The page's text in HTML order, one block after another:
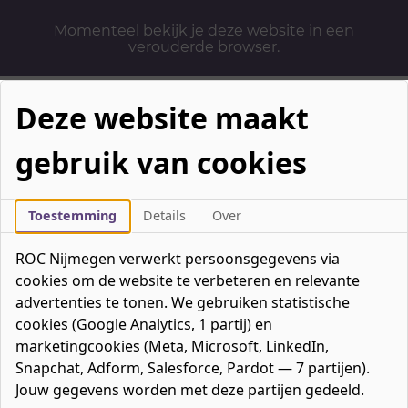
Momenteel bekijk je deze website in een
verouderde browser.
Mbo-opleidingen
Werken & Leren
Mavo / havo / vwo
Contact
Over ons
Bedrijven
Favorieten0favorieten
Mijn ROC
Zoeken
Deze website maakt
gebruik van cookies
Toestemming Details Over
ROC Nijmegen verwerkt persoonsgegevens via
cookies om de website te verbeteren en relevante
advertenties te tonen. We gebruiken statistische
cookies (Google Analytics, 1 partij) en
marketingcookies (Meta, Microsoft, LinkedIn,
Snapchat, Adform, Salesforce, Pardot — 7 partijen).
Jouw gegevens worden met deze partijen gedeeld.